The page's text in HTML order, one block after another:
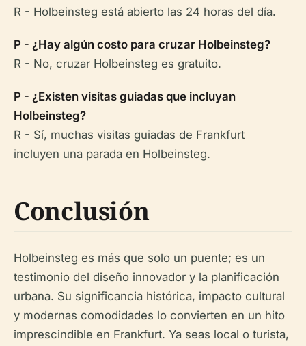
R - Holbeinsteg está abierto las 24 horas del día.
P - ¿Hay algún costo para cruzar Holbeinsteg?
R - No, cruzar Holbeinsteg es gratuito.
P - ¿Existen visitas guiadas que incluyan
Holbeinsteg?
R - Sí, muchas visitas guiadas de Frankfurt
incluyen una parada en Holbeinsteg.
Conclusión
Holbeinsteg es más que solo un puente; es un
testimonio del diseño innovador y la planificación
urbana. Su significancia histórica, impacto cultural
y modernas comodidades lo convierten en un hito
imprescindible en Frankfurt. Ya seas local o turista,